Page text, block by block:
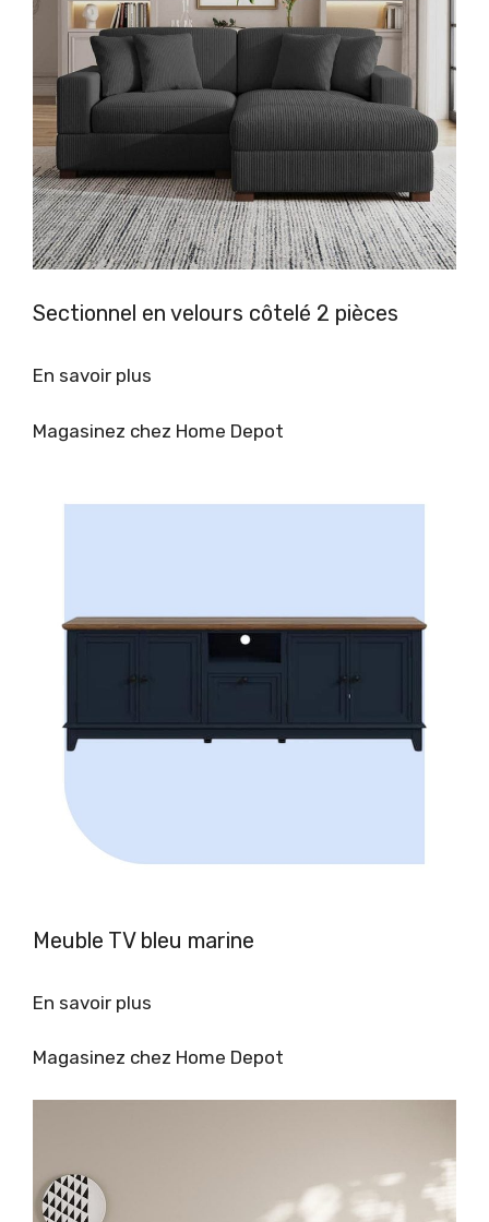
Sectionnel en velours côtelé 2 pièces
En savoir plus
Magasinez chez Home Depot
Meuble TV bleu marine
En savoir plus
Magasinez chez Home Depot